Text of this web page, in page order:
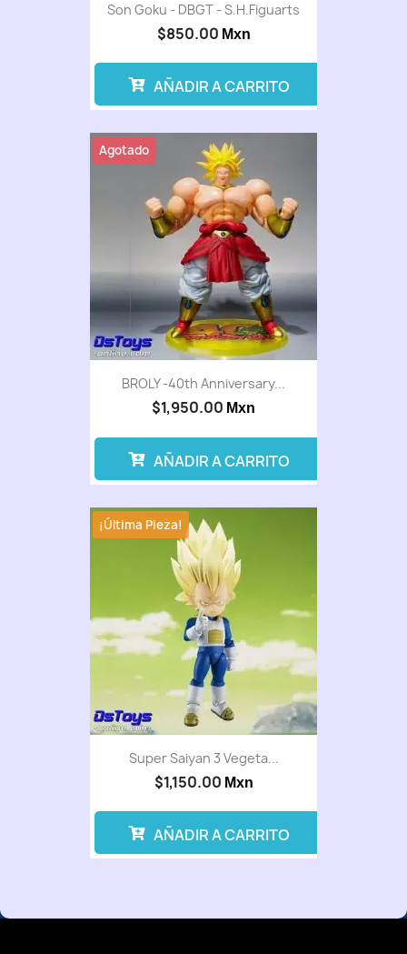
Son Goku - DBGT - S.H.Figuarts
$850.00 Mxn
AÑADIR A CARRITO
BROLY -40th Anniversary...
$1,950.00 Mxn
Agotado
AÑADIR A CARRITO
Super Saiyan 3 Vegeta...
$1,150.00 Mxn
¡Última Pieza!
AÑADIR A CARRITO